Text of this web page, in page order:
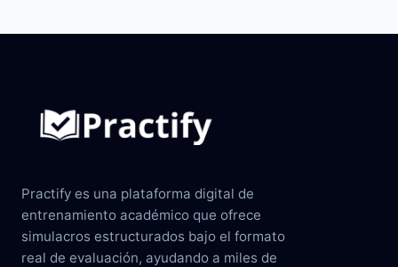
Practify es una plataforma digital de
entrenamiento académico que ofrece
simulacros estructurados bajo el formato
real de evaluación, ayudando a miles de